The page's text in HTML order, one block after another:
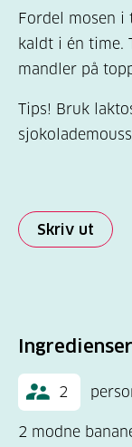
Fordel mosen i
kaldt i én time.
mandler på
Tips! Bruk
Skriv ut
Ingredienser
2
2 modne